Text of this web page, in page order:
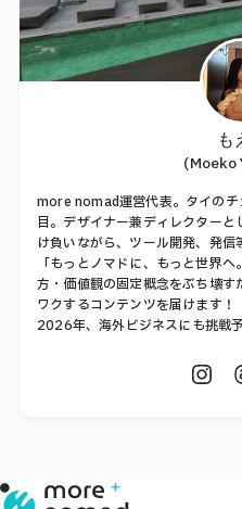
も
(Moeko
more nomad運営代表。タイのチ
目。デザイナー兼ディレクター
け負いながら、ツール開発、発信
「もっとノマドに、もっと世界
方・価値観の固定概念をぶち壊
ワクするコンテンツを届けます！
2026年、海外ビジネスにも挑戦